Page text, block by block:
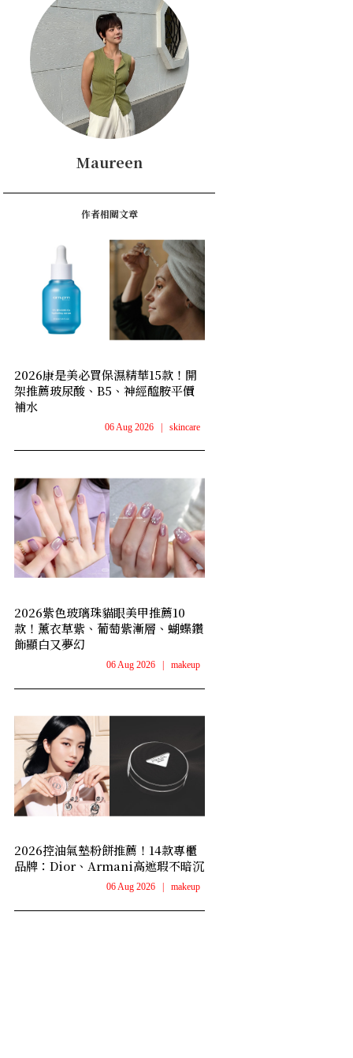
Maureen
作者相關文章
2026康是美必買保濕精華15款！開
架推薦玻尿酸、B5、神經醯胺平價
補水
06 Aug 2026 | skincare
2026紫色玻璃珠貓眼美甲推薦10
款！薰衣草紫、葡萄紫漸層、蝴蝶鑽
飾顯白又夢幻
06 Aug 2026 makeup
2026控油氣墊粉餅推薦！14款專櫃
品牌：Dior、Armani高遮瑕不暗沉
06 Aug 2026 makeup